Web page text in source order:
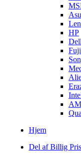
HP
Dell
Hjem
Del af Billig